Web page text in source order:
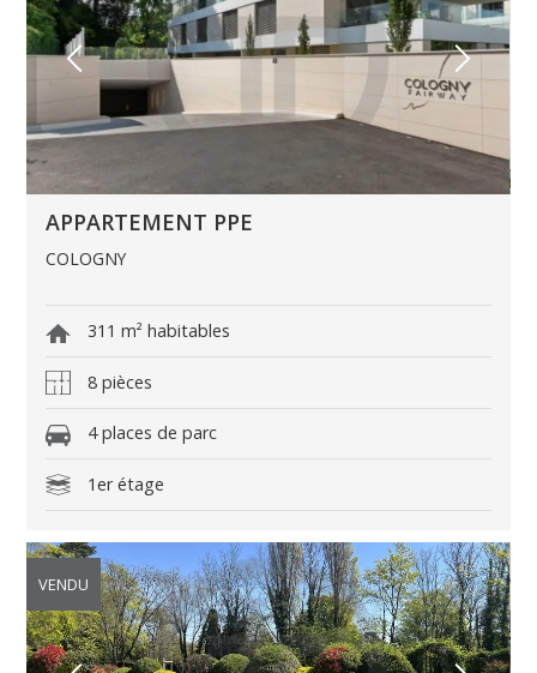
APPARTEMENT PPE
COLOGNY
311 m² habitables
8 pièces
4 places de parc
1er étage
VENDU